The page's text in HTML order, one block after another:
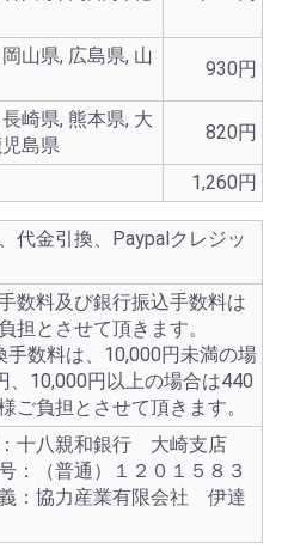
山県, 広島県, 山
930円
崎県, 熊本県, 大
島県
820円
1,260円
代金引換、Paypalクレジッ
数料及び銀行振込手数料は
担とさせて頂きます。
手数料は、10,000円未満の場
、10,000円以上の場合は440
ご負担とさせて頂きます。
十八親和銀行 大崎支店
：（普通）１２０１５８３
：協力産業有限会社 伊達